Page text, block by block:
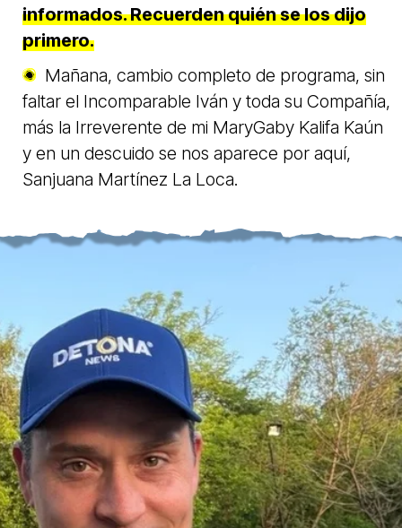
informados. Recuerden quién se los dijo
primero.
Mañana, cambio completo de programa, sin
faltar el Incomparable Iván y toda su Compañía,
más la Irreverente de mi MaryGaby Kalifa Kaún
y en un descuido se nos aparece por aquí,
Sanjuana Martínez La Loca.